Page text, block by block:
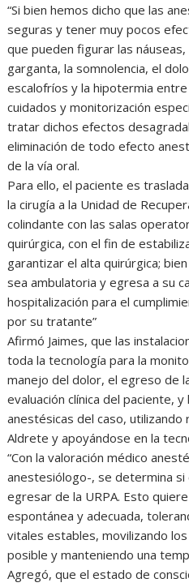
“Si bien hemos dicho que las
seguras y tener muy pocos
que pueden figurar las
garganta, la somnolencia, el
escalofríos y la hipotermia
cuidados y monitorización
tratar dichos efectos
eliminación de todo efecto
de la vía oral.
Para ello, el paciente es
la cirugía a la Unidad de
colindante con las salas
quirúrgica, con el fin de
garantizar el alta quirúrgica;
sea ambulatoria y egresa a su
hospitalización para el
por su tratante”
Afirmó Jaimes, que las
toda la tecnología para la
manejo del dolor, el egreso de
evaluación clínica del paciente,
anestésicas del caso, utilizando
Aldrete y apoyándose en la
“Con la valoración médico
anestesiólogo-, se determina
egresar de la URPA. Esto
espontánea y adecuada,
vitales estables, movilizando
posible y manteniendo una
Agregó, que el estado de